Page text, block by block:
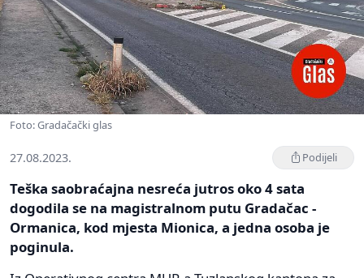
Foto: Gradačački glas
27.08.2023. Podijeli
Teška saobraćajna nesreća jutros oko 4 sata
dogodila se na magistralnom putu Gradačac -
Ormanica, kod mjesta Mionica, a jedna osoba je
poginula.